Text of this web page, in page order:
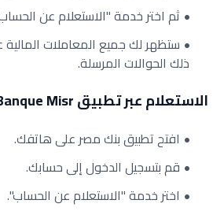
ثم اختر خدمة "الاستعلام عن
ستظهر لك جميع المعاملات
ذلك الحوالات المرسلة.
الاستعلام عبر تطبيق Banque Misr:
افتح تطبيق بنك مصر على هاتفك.
قم بتسجيل الدخول إلى حسابك.
اختر خدمة "الاستعلام عن الحساب".